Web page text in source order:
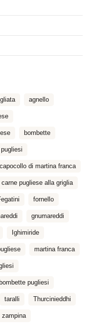
agnello
bombette
capocollo di martina franca
carne pugliese alla griglia
fornello
gnumareddi
Ighimiride
martina franca
pugliesi
taralli Thurcinieddhi
zampina